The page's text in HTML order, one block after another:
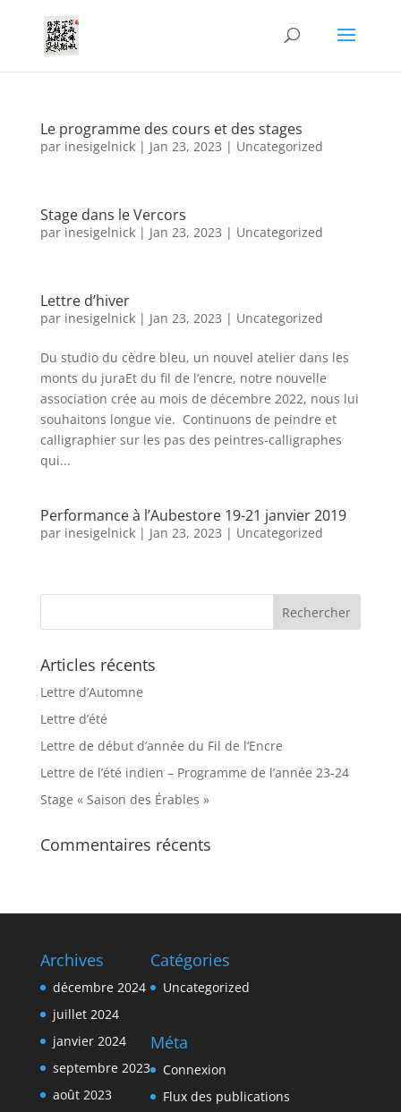
Le programme des cours et des stages
par inesigelnick| Jan 23, 2023 | Uncategorized
Stage dans le Vercors
par inesigelnick| Jan 23, 2023 | Uncategorized
Lettre d’hiver
par inesigelnick| Jan 23, 2023 | Uncategorized
Du studio du cèdre bleu, un nouvel atelier dans les
monts du juraEt du fil de l’encre, notre nouvelle
association crée au mois de décembre 2022, nous lui
souhaitons longue vie. Continuons de peindre et
calligraphier sur les pas des peintres-calligraphes
qui...
Performance à l’Aubestore 19-21 janvier 2019
par inesigelnick| Jan 23, 2023 | Uncategorized
Articles récents
Lettre d’Automne
Lettre d’été
Lettre de début d’année du Fil de l’Encre
Lettre de l’été indien – Programme de l’année 23-24
Stage « Saison des Érables »
Commentaires récents
Archives
décembre 2024
juillet 2024
janvier 2024
septembre 2023
août 2023
Catégories
Uncategorized
Méta
Connexion
Flux des publications